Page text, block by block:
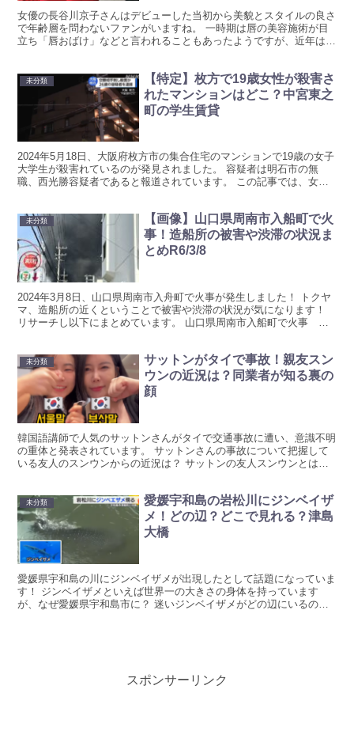
女優の長谷川京子さんはデビューした当初から美貌とスタイルの良さ
で年齢層を問わないファンがいますね。 一時期は唇の美容施術が目
立ち「唇おばけ」などと言われることもあったようですが、近年はそ
未分類
【特定】枚方で19歳女性が殺害さ
れたマンションはどこ？中宮東之
町の学生賃貸
2024年5月18日、大阪府枚方市の集合住宅のマンションで19歳の女子
大学生が殺害れているのが発見されました。 容疑者は明石市の無
職、西光勝容疑者であると報道されています。 この記事では、女子
未分類
【画像】山口県周南市入船町で火
事！造船所の被害や渋滞の状況ま
とめR6/3/8
2024年3月8日、山口県周南市入舟町で火事が発生しました！ トクヤ
マ、造船所の近くということで被害や渋滞の状況が気になります！
リサーチし以下にまとめています。 山口県周南市入船町で火事
未分類
サットンがタイで事故！親友スン
ウンの近況は？同業者が知る裏の
顔
韓国語講師で人気のサットンさんがタイで交通事故に遭い、意識不明
の重体と発表されています。 サットンさんの事故について把握して
いる友人のスンウンからの近況は？ サットンの友人スンウンとは何
未分類
愛媛宇和島の岩松川にジンベイザ
メ！どの辺？どこで見れる？津島
大橋
愛媛県宇和島の川にジンベイザメが出現したとして話題になっていま
す！ ジンベイザメといえば世界一の大きさの身体を持っています
が、なぜ愛媛県宇和島市に？ 迷いジンベイザメがどの辺にいるの
スポンサーリンク